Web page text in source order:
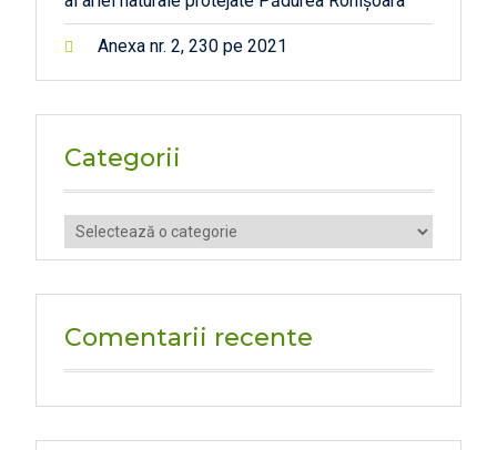
Anexa nr. 2, 230 pe 2021
Categorii
Categorii
Comentarii recente